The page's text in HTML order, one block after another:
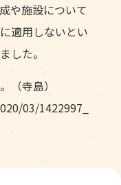
や施設について
適用しないとい
した。
（寺島）
03/1422997_